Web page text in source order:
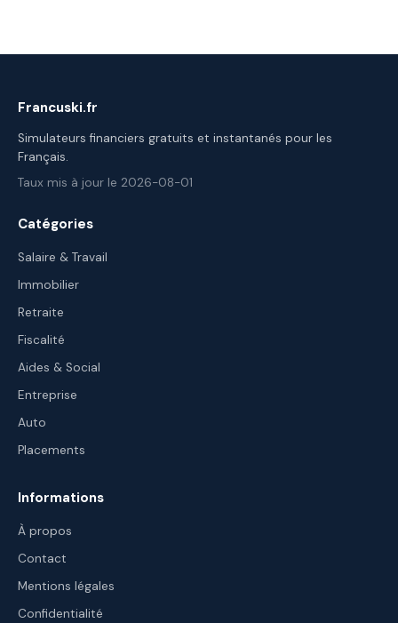
Francuski.fr
Simulateurs financiers gratuits et instantanés pour les
Français.
Taux mis à jour le 2026-08-01
Catégories
Salaire & Travail
Immobilier
Retraite
Fiscalité
Aides & Social
Entreprise
Auto
Placements
Informations
À propos
Contact
Mentions légales
Confidentialité